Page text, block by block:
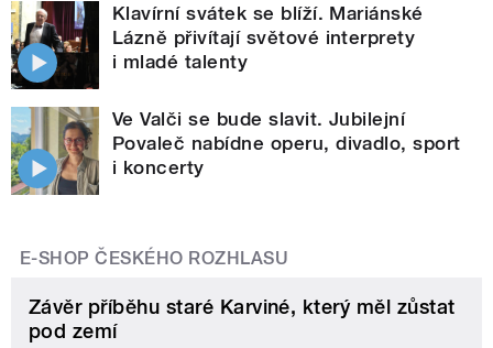
Klavírní svátek se blíží. Mariánské
Lázně přivítají světové interprety
i mladé talenty
Ve Valči se bude slavit. Jubilejní
Povaleč nabídne operu, divadlo, sport
i koncerty
E-SHOP ČESKÉHO ROZHLASU
Závěr příběhu staré Karviné, který měl zůstat
pod zemí